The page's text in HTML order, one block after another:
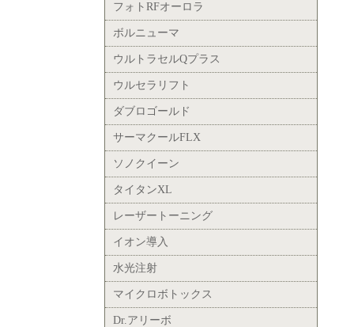
フォトRFオーロラ
ボルニューマ
ウルトラセルQプラス
ウルセラリフト
ダブロゴールド
サーマクールFLX
ソノクイーン
タイタンXL
レーザートーニング
イオン導入
水光注射
マイクロボトックス
Dr.アリーボ